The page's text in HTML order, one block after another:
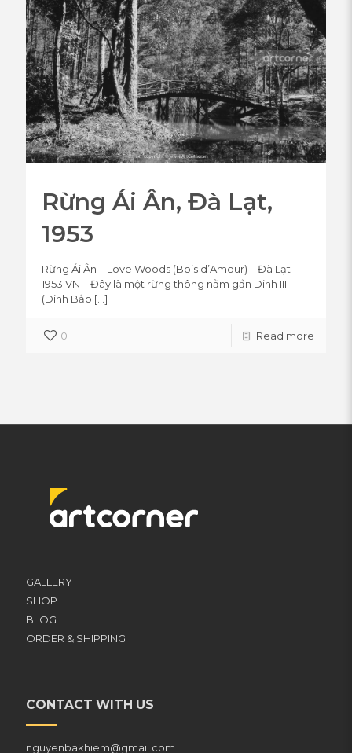
Rừng Ái Ân, Đà Lạt,
1953
Rừng Ái Ân – Love Woods (Bois d’Amour) – Đà Lạt –
1953 VN – Đây là một rừng thông nằm gần Dinh III
(Dinh Bảo […]
0 Read more
GALLERY
SHOP
BLOG
ORDER & SHIPPING
CONTACT WITH US
nguyenbakhiem@gmail.com